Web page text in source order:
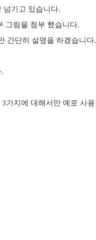
넘기고 있습니다.
그림을 첨부 했습니다.
간단히 설명을 하겠습니다.
가지에 대해서만 예로 사